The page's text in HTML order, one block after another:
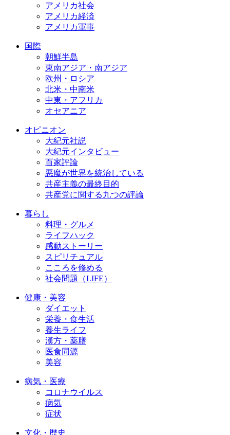
アメリカ社会
アメリカ経済
アメリカ軍事
国際
朝鮮半島
東南アジア・南アジア
欧州・ロシア
北米・中南米
中東・アフリカ
オセアニア
オピニオン
大紀元社説
大紀元インタビュー
百家評論
悪魔が世界を統治している
共産主義の最終目的
共産党に関する九つの評論
暮らし
料理・グルメ
ライフハック
感動ストーリー
スピリチュアル
こころを修める
社会問題（LIFE）
健康・美容
ダイエット
栄養・食生活
養生ライフ
漢方・薬膳
医食同源
美容
病気・医療
コロナウイルス
病気
症状
文化・歴史